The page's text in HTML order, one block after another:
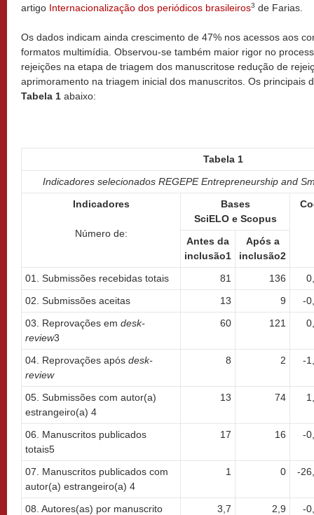
artigo Internacionalização dos periódicos brasileiros3 de Farias.
Os dados indicam ainda crescimento de 47% nos acessos aos
formatos multimídia. Observou-se também maior rigor no
rejeições na etapa de triagem dos manuscritose redução de
aprimoramento na triagem inicial dos manuscritos. Os principais
Tabela 1 abaixo:
Tabela 1
Indicadores selecionados REGEPE Entrepreneurship and
Indicadores
Número de:
Bases
SciELO e Scopus
Antes da
inclusão1
Após a
inclusão2
01. Submissões recebidas totais
81 136
02. Submissões aceitas
13 9
-
03. Reprovações em desk-
review3
60 121
04. Reprovações após desk-
review
8 2 -
05. Submissões com autor(a)
estrangeiro(a) 4
13 74
06. Manuscritos publicados
totais5
17 16 -
07. Manuscritos publicados com
autor(a) estrangeiro(a) 4
1 0 -
08. Autores(as) por manuscrito
3,7 2,9 -